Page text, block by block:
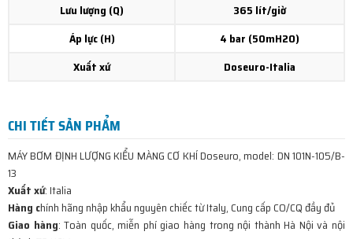
Lưu lượng (Q)
365 lít/giờ
Áp lực (H)
4 bar (50mH2O)
Xuất xứ
Doseuro-Italia
CHI TIẾT SẢN PHẨM
MÁY BƠM ĐỊNH LƯỢNG KIỂU MÀNG CƠ KHÍ Doseuro, model: DN 101N-105/B-
13
Xuất xứ: Italia
Hàng chính hãng nhập khẩu nguyên chiếc từ Italy, Cung cấp CO/CQ đầy đủ
Giao hàng: Toàn quốc, miễn phí giao hàng trong nội thành Hà Nội và nội